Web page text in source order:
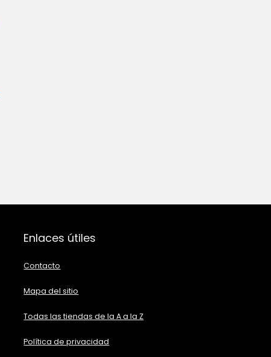
Enlaces útiles
Contacto
Mapa del sitio
Todas las tiendas de la A a la Z
Política de privacidad